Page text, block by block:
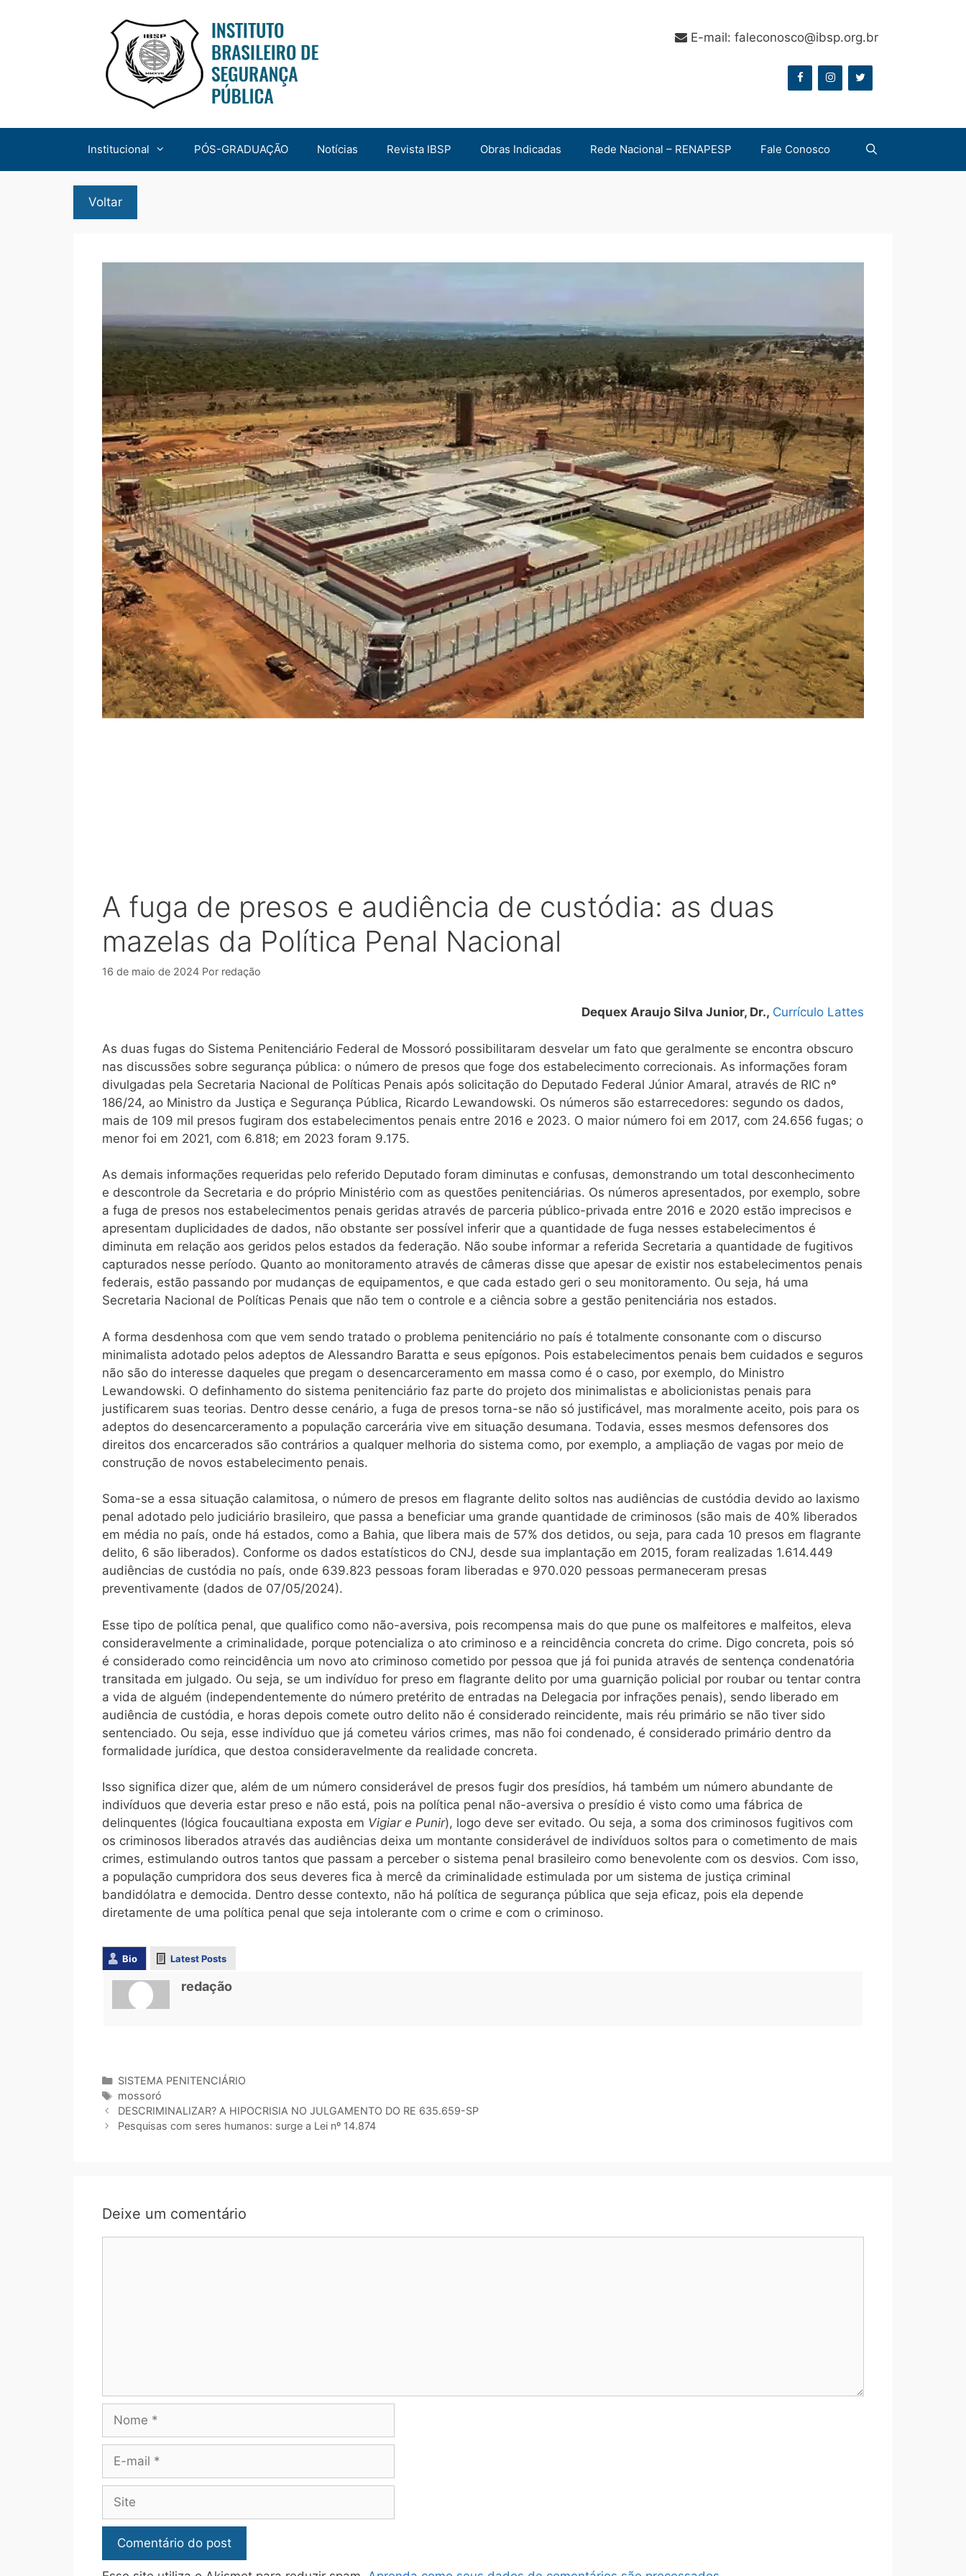
E-mail: faleconosco@ibsp.org.br
Institucional PÓS-GRADUAÇÃO Notícias Revista IBSP Obras Indicadas Rede Nacional – RENAPESP Fale Conosco
A fuga de presos e audiência de custódia: as duas
mazelas da Política Penal Nacional
16 de maio de 2024 Por redação
Dequex Araujo Silva Junior, Dr., Currículo Lattes
As duas fugas do Sistema Penitenciário Federal de Mossoró possibilitaram desvelar um fato que geralmente se encontra obscuro
nas discussões sobre segurança pública: o número de presos que foge dos estabelecimento correcionais. As informações foram
divulgadas pela Secretaria Nacional de Políticas Penais após solicitação do Deputado Federal Júnior Amaral, através de RIC nº
186/24, ao Ministro da Justiça e Segurança Pública, Ricardo Lewandowski. Os números são estarrecedores: segundo os dados,
mais de 109 mil presos fugiram dos estabelecimentos penais entre 2016 e 2023. O maior número foi em 2017, com 24.656 fugas; o
menor foi em 2021, com 6.818; em 2023 foram 9.175.
As demais informações requeridas pelo referido Deputado foram diminutas e confusas, demonstrando um total desconhecimento
e descontrole da Secretaria e do próprio Ministério com as questões penitenciárias. Os números apresentados, por exemplo, sobre
a fuga de presos nos estabelecimentos penais geridas através de parceria público-privada entre 2016 e 2020 estão imprecisos e
apresentam duplicidades de dados, não obstante ser possível inferir que a quantidade de fuga nesses estabelecimentos é
diminuta em relação aos geridos pelos estados da federação. Não soube informar a referida Secretaria a quantidade de fugitivos
capturados nesse período. Quanto ao monitoramento através de câmeras disse que apesar de existir nos estabelecimentos penais
federais, estão passando por mudanças de equipamentos, e que cada estado geri o seu monitoramento. Ou seja, há uma
Secretaria Nacional de Políticas Penais que não tem o controle e a ciência sobre a gestão penitenciária nos estados.
A forma desdenhosa com que vem sendo tratado o problema penitenciário no país é totalmente consonante com o discurso
minimalista adotado pelos adeptos de Alessandro Baratta e seus epígonos. Pois estabelecimentos penais bem cuidados e seguros
não são do interesse daqueles que pregam o desencarceramento em massa como é o caso, por exemplo, do Ministro
Lewandowski. O definhamento do sistema penitenciário faz parte do projeto dos minimalistas e abolicionistas penais para
justificarem suas teorias. Dentro desse cenário, a fuga de presos torna-se não só justificável, mas moralmente aceito, pois para os
adeptos do desencarceramento a população carcerária vive em situação desumana. Todavia, esses mesmos defensores dos
direitos dos encarcerados são contrários a qualquer melhoria do sistema como, por exemplo, a ampliação de vagas por meio de
construção de novos estabelecimento penais.
Soma-se a essa situação calamitosa, o número de presos em flagrante delito soltos nas audiências de custódia devido ao laxismo
penal adotado pelo judiciário brasileiro, que passa a beneficiar uma grande quantidade de criminosos (são mais de 40% liberados
em média no país, onde há estados, como a Bahia, que libera mais de 57% dos detidos, ou seja, para cada 10 presos em flagrante
delito, 6 são liberados). Conforme os dados estatísticos do CNJ, desde sua implantação em 2015, foram realizadas 1.614.449
audiências de custódia no país, onde 639.823 pessoas foram liberadas e 970.020 pessoas permaneceram presas
preventivamente (dados de 07/05/2024).
Esse tipo de política penal, que qualifico como não-aversiva, pois recompensa mais do que pune os malfeitores e malfeitos, eleva
consideravelmente a criminalidade, porque potencializa o ato criminoso e a reincidência concreta do crime. Digo concreta, pois só
é considerado como reincidência um novo ato criminoso cometido por pessoa que já foi punida através de sentença condenatória
transitada em julgado. Ou seja, se um indivíduo for preso em flagrante delito por uma guarnição policial por roubar ou tentar contra
a vida de alguém (independentemente do número pretérito de entradas na Delegacia por infrações penais), sendo liberado em
audiência de custódia, e horas depois comete outro delito não é considerado reincidente, mais réu primário se não tiver sido
sentenciado. Ou seja, esse indivíduo que já cometeu vários crimes, mas não foi condenado, é considerado primário dentro da
formalidade jurídica, que destoa consideravelmente da realidade concreta.
Isso significa dizer que, além de um número considerável de presos fugir dos presídios, há também um número abundante de
indivíduos que deveria estar preso e não está, pois na política penal não-aversiva o presídio é visto como uma fábrica de
delinquentes (lógica foucaultiana exposta em Vigiar e Punir), logo deve ser evitado. Ou seja, a soma dos criminosos fugitivos com
os criminosos liberados através das audiências deixa um montante considerável de indivíduos soltos para o cometimento de mais
crimes, estimulando outros tantos que passam a perceber o sistema penal brasileiro como benevolente com os desvios. Com isso,
a população cumpridora dos seus deveres fica à mercê da criminalidade estimulada por um sistema de justiça criminal
bandidólatra e democida. Dentro desse contexto, não há política de segurança pública que seja eficaz, pois ela depende
diretamente de uma política penal que seja intolerante com o crime e com o criminoso.
Bio Latest Posts
redação
SISTEMA PENITENCIÁRIO
mossoró
DESCRIMINALIZAR? A HIPOCRISIA NO JULGAMENTO DO RE 635.659-SP
Pesquisas com seres humanos: surge a Lei nº 14.874
Deixe um comentário